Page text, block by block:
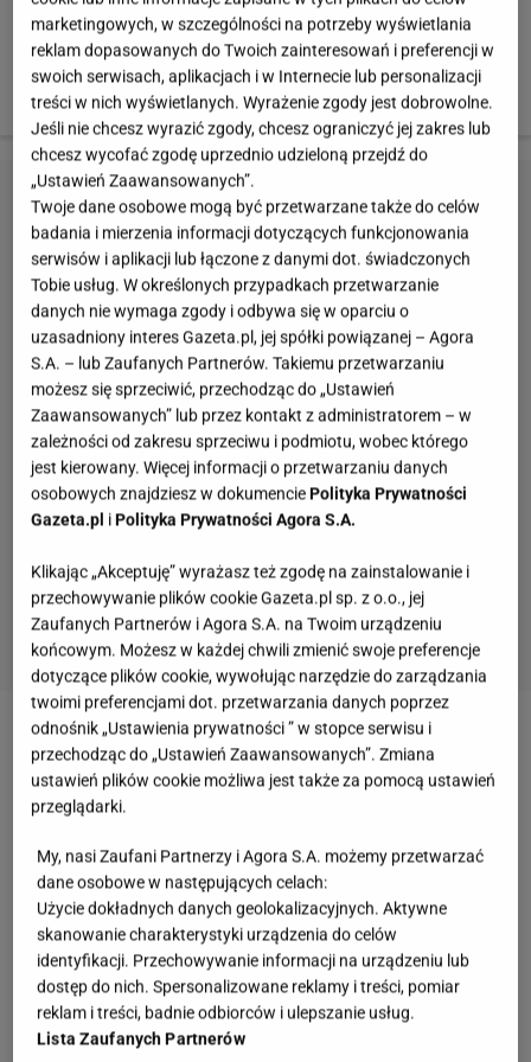
Stosując tę dietę miesięcznie możesz zrzucić około 5
kilogramów. Jest zalecana przy chorobach serca,
cukrzycy i w chorobach nowotworowych.
2 z 6
Dieta dr Ornisha - główne zasady
roślinnego.
2. Twój posiłek powinien składać się z: 10% tłuszczów,
15% białek i 75% węglowodanów!
3. Nie musisz liczyć kalorii, jesz tyle, aż poczujesz się
marketingowych, w szczególności na potrzeby wyświetlania
reklam dopasowanych do Twoich zainteresowań i preferencji w
swoich serwisach, aplikacjach i w Internecie lub personalizacji
treści w nich wyświetlanych. Wyrażenie zgody jest dobrowolne.
Jeśli nie chcesz wyrazić zgody, chcesz ograniczyć jej zakres lub
chcesz wycofać zgodę uprzednio udzieloną przejdź do
„Ustawień Zaawansowanych”.
Twoje dane osobowe mogą być przetwarzane także do celów
badania i mierzenia informacji dotyczących funkcjonowania
serwisów i aplikacji lub łączone z danymi dot. świadczonych
Tobie usług. W określonych przypadkach przetwarzanie
danych nie wymaga zgody i odbywa się w oparciu o
uzasadniony interes Gazeta.pl, jej spółki powiązanej – Agora
S.A. – lub Zaufanych Partnerów. Takiemu przetwarzaniu
możesz się sprzeciwić, przechodząc do „Ustawień
Zaawansowanych” lub przez kontakt z administratorem – w
zależności od zakresu sprzeciwu i podmiotu, wobec którego
jest kierowany. Więcej informacji o przetwarzaniu danych
osobowych znajdziesz w dokumenciePolityka Prywatności
Gazeta.pl iPolityka Prywatności Agora S.A.
Klikając „Akceptuję” wyrażasz też zgodę na zainstalowanie i
przechowywanie plików cookie Gazeta.pl sp. z o.o., jej
Zaufanych Partnerów i Agora S.A. na Twoim urządzeniu
końcowym. Możesz w każdej chwili zmienić swoje preferencje
dotyczące plików cookie, wywołując narzędzie do zarządzania
twoimi preferencjami dot. przetwarzania danych poprzez
odnośnik „Ustawienia prywatności ” w stopce serwisu i
przechodząc do „Ustawień Zaawansowanych”. Zmiana
ustawień plików cookie możliwa jest także za pomocą ustawień
przeglądarki.
My, nasi Zaufani Partnerzy i Agora S.A. możemy przetwarzać
dane osobowe w następujących celach:
Użycie dokładnych danych geolokalizacyjnych. Aktywne
skanowanie charakterystyki urządzenia do celów
identyfikacji. Przechowywanie informacji na urządzeniu lub
dostęp do nich. Spersonalizowane reklamy i treści, pomiar
reklam i treści, badnie odbiorców i ulepszanie usług.
Lista Zaufanych Partnerów